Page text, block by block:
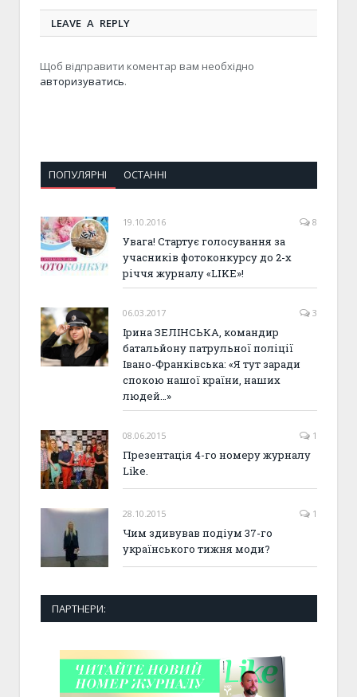
LEAVE A REPLY
Щоб відправити коментар вам необхідно
авторизуватись.
ПОПУЛЯРНІ ОСТАННІ
19.10.2016 8
Увага! Стартує голосування за
учасників фотоконкурсу до 2-х
річчя журналу «LIKE»!
06.03.2017 3
Ірина ЗЕЛІНСЬКА, командир
батальйону патрульної поліції
Івано-Франківська: «Я тут заради
спокою нашої країни, наших
людей…»
08.06.2015 1
Презентація 4-го номеру журналу
Like.
28.10.2015 1
Чим здивував подіум 37-го
українського тижня моди?
ПАРТНЕРИ: